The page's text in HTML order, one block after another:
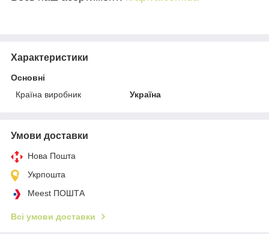
Характеристики
Основні
Країна виробник
Україна
Умови доставки
Нова Пошта
Укрпошта
Meest ПОШТА
Всі умови доставки